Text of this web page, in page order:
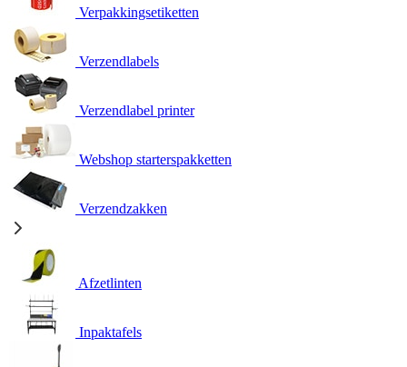
Verpakkingsetiketten
Verzendlabels
Verzendlabel printer
Webshop starterspakketten
Verzendzakken
Afzetlinten
Inpaktafels